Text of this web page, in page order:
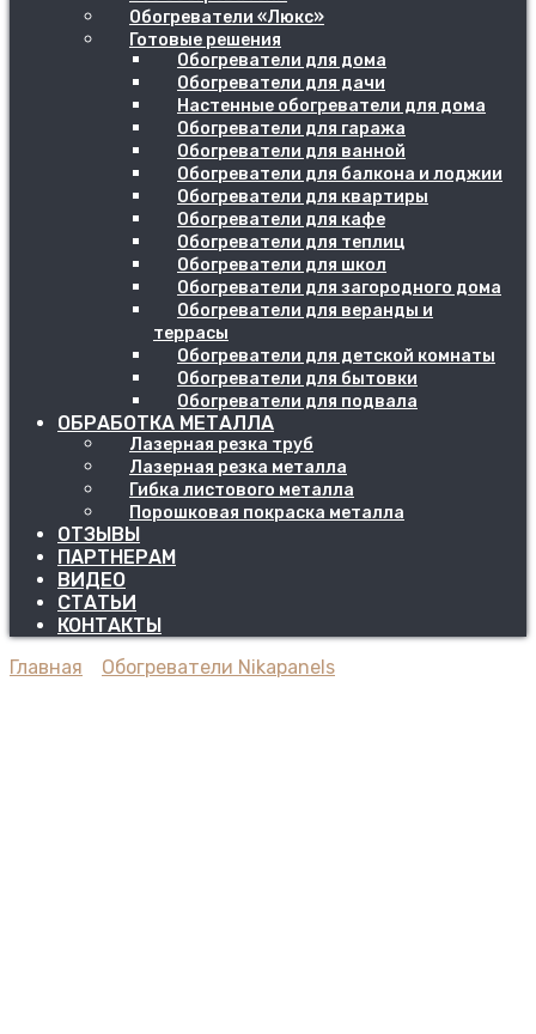
Обогреватели «Люкс»
Готовые решения
Обогреватели для дома
Обогреватели для дачи
Настенные обогреватели для дома
Обогреватели для гаража
Обогреватели для ванной
Обогреватели для балкона и лоджии
Обогреватели для квартиры
Обогреватели для кафе
Обогреватели для теплиц
Обогреватели для школ
Обогреватели для загородного дома
Обогреватели для веранды и
террасы
Обогреватели для детской комнаты
Обогреватели для бытовки
Обогреватели для подвала
ОБРАБОТКА МЕТАЛЛА
Лазерная резка труб
Лазерная резка металла
Гибка листового металла
Порошковая покраска металла
ОТЗЫВЫ
ПАРТНЕРАМ
ВИДЕО
СТАТЬИ
КОНТАКТЫ
Главная
Обогреватели Nikapanels